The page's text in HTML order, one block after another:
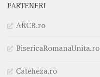
PARTENERI
ARCB.ro
BisericaRomanaUnita.ro
Cateheza.ro